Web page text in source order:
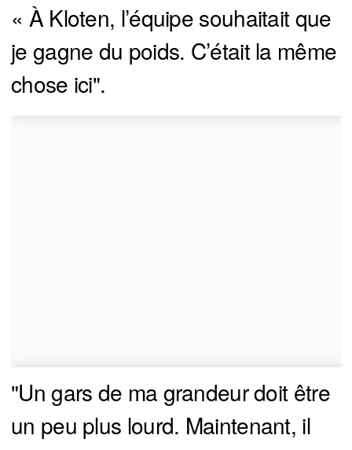
« À Kloten, l’équipe souhaitait que
je gagne du poids. C’était la même
chose ici".
"Un gars de ma grandeur doit être
un peu plus lourd. Maintenant, il